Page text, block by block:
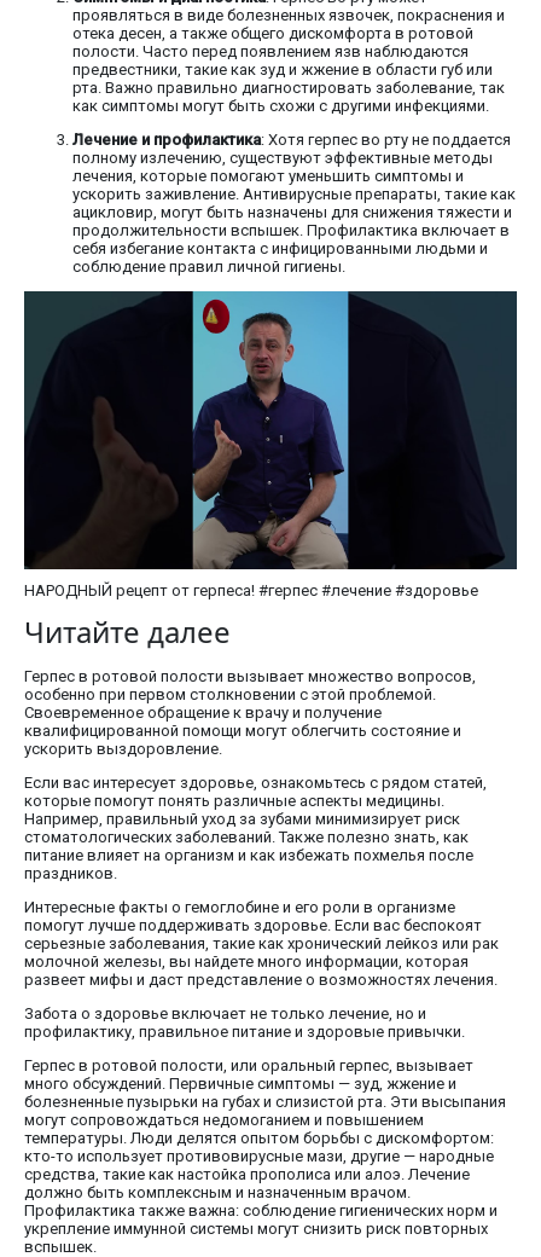
проявляться в виде болезненных язвочек, покраснения и
отека десен, а также общего дискомфорта в ротовой
полости. Часто перед появлением язв наблюдаются
предвестники, такие как зуд и жжение в области губ или
рта. Важно правильно диагностировать заболевание, так
как симптомы могут быть схожи с другими инфекциями.
Лечение и профилактика: Хотя герпес во рту не поддается
полному излечению, существуют эффективные методы
лечения, которые помогают уменьшить симптомы и
ускорить заживление. Антивирусные препараты, такие как
ацикловир, могут быть назначены для снижения тяжести и
продолжительности вспышек. Профилактика включает в
себя избегание контакта с инфицированными людьми и
соблюдение правил личной гигиены.
НАРОДНЫЙ рецепт от герпеса! #герпес #лечение #здоровье
Читайте далее
Герпес в ротовой полости вызывает множество вопросов,
особенно при первом столкновении с этой проблемой.
Своевременное обращение к врачу и получение
квалифицированной помощи могут облегчить состояние и
ускорить выздоровление.
Если вас интересует здоровье, ознакомьтесь с рядом статей,
которые помогут понять различные аспекты медицины.
Например, правильный уход за зубами минимизирует риск
стоматологических заболеваний. Также полезно знать, как
питание влияет на организм и как избежать похмелья после
праздников.
Интересные факты о гемоглобине и его роли в организме
помогут лучше поддерживать здоровье. Если вас беспокоят
серьезные заболевания, такие как хронический лейкоз или рак
молочной железы, вы найдете много информации, которая
развеет мифы и даст представление о возможностях лечения.
Забота о здоровье включает не только лечение, но и
профилактику, правильное питание и здоровые привычки.
Герпес в ротовой полости, или оральный герпес, вызывает
много обсуждений. Первичные симптомы — зуд, жжение и
болезненные пузырьки на губах и слизистой рта. Эти высыпания
могут сопровождаться недомоганием и повышением
температуры. Люди делятся опытом борьбы с дискомфортом:
кто-то использует противовирусные мази, другие — народные
средства, такие как настойка прополиса или алоэ. Лечение
должно быть комплексным и назначенным врачом.
Профилактика также важна: соблюдение гигиенических норм и
укрепление иммунной системы могут снизить риск повторных
вспышек.